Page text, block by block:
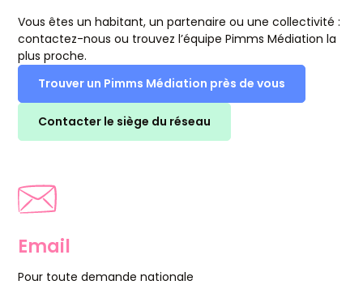
Vous êtes un habitant, un partenaire ou une collectivité :
contactez-nous ou trouvez l’équipe Pimms Médiation la
plus proche.
Trouver un Pimms Médiation près de vous
Contacter le siège du réseau
Email
Pour toute demande nationale